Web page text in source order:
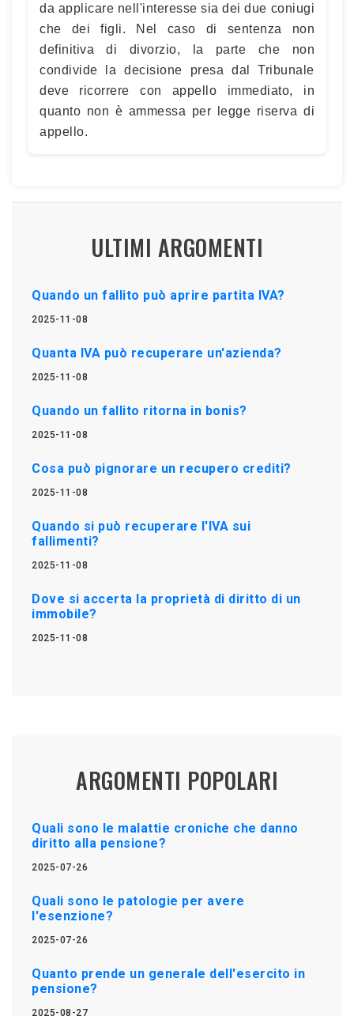
da applicare nell'interesse sia dei due coniugi
che dei figli. Nel caso di sentenza non
definitiva di divorzio, la parte che non
condivide la decisione presa dal Tribunale
deve ricorrere con appello immediato, in
quanto non è ammessa per legge riserva di
appello.
ULTIMI ARGOMENTI
Quando un fallito può aprire partita IVA?
2025-11-08
Quanta IVA può recuperare un'azienda?
2025-11-08
Quando un fallito ritorna in bonis?
2025-11-08
Cosa può pignorare un recupero crediti?
2025-11-08
Quando si può recuperare l'IVA sui
fallimenti?
2025-11-08
Dove si accerta la proprietà di diritto di un
immobile?
2025-11-08
ARGOMENTI POPOLARI
Quali sono le malattie croniche che danno
diritto alla pensione?
2025-07-26
Quali sono le patologie per avere
l'esenzione?
2025-07-26
Quanto prende un generale dell'esercito in
pensione?
2025-08-27